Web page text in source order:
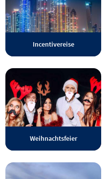
Incentivereise
Weihnachtsfeier